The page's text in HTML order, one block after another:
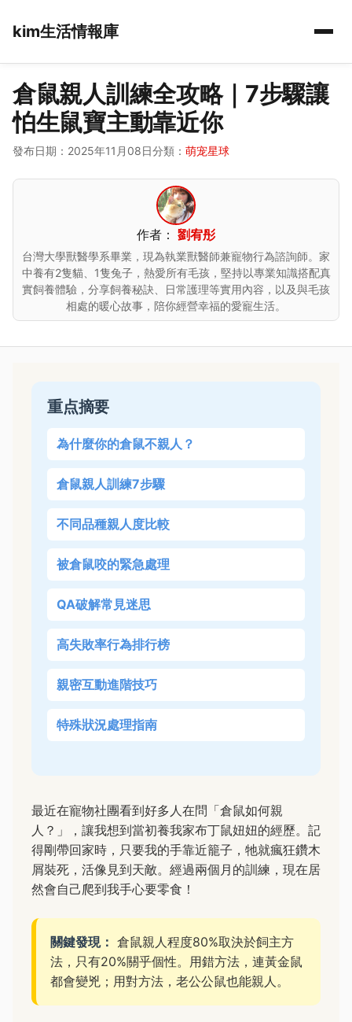
kim生活情報庫
倉鼠親人訓練全攻略｜7步驟讓
怕生鼠寶主動靠近你
發布日期：2025年11月08日分類： 萌宠星球
作者： 劉宥彤
台灣大學獸醫學系畢業，現為執業獸醫師兼寵物行為諮詢師。家
中養有2隻貓、1隻兔子，熱愛所有毛孩，堅持以專業知識搭配真
實飼養體驗，分享飼養秘訣、日常護理等實用內容，以及與毛孩
相處的暖心故事，陪你經營幸福的愛寵生活。
重点摘要
為什麼你的倉鼠不親人？
倉鼠親人訓練7步驟
不同品種親人度比較
被倉鼠咬的緊急處理
QA破解常見迷思
高失敗率行為排行榜
親密互動進階技巧
特殊狀況處理指南
最近在寵物社團看到好多人在問「倉鼠如何親
人？」，讓我想到當初養我家布丁鼠妞妞的經歷。記
得剛帶回家時，只要我的手靠近籠子，牠就瘋狂鑽木
屑裝死，活像見到天敵。經過兩個月的訓練，現在居
然會自己爬到我手心要零食！
關鍵發現： 倉鼠親人程度80%取決於飼主方
法，只有20%關乎個性。用錯方法，連黃金鼠
都會變兇；用對方法，老公公鼠也能親人。